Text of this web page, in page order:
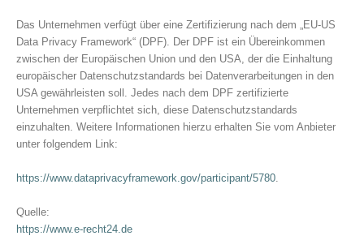
Das Unternehmen verfügt über eine Zertifizierung nach dem „EU-US
Data Privacy Framework“ (DPF). Der DPF ist ein Übereinkommen
zwischen der Europäischen Union und den USA, der die Einhaltung
europäischer Datenschutzstandards bei Datenverarbeitungen in den
USA gewährleisten soll. Jedes nach dem DPF zertifizierte
Unternehmen verpflichtet sich, diese Datenschutzstandards
einzuhalten. Weitere Informationen hierzu erhalten Sie vom Anbieter
unter folgendem Link:
https://www.dataprivacyframework.gov/participant/5780
Quelle:
https://www.e-recht24.de